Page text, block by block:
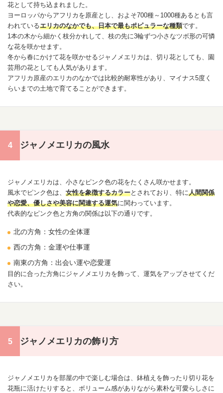
花として持ち込まれました。
ヨーロッパからアフリカを原産とし、およそ700種～1000種あるとも言
われているエリカのなかでも、日本で最もポピュラーな種類です。
1本の木から細かく枝分かれして、枝の先に3輪ずつ小さなツボ形の可憐
な花を咲かせます。
冬から春にかけて花を咲かせるジャノメ エリカ は、切り花としても、園
芸用の花としても人気があります。
アフリカ原産のエリカのなかでは比較的耐寒性があり、マイナス5度く
らいまでの土地で育てることができます。
ジャノメエリカの風水
ジャノメ エリカ は、小さなピンク色の花をたくさん咲かせます。
風水でピンク色は、 女性を象徴するカラーとされており、特に人間関係
や恋愛、優しさや美容に関連する運気に関わっています。
代表的なピンク色と方角の関係は以下の通りです。
北の方角：女性の全体運
西の方角：金運や仕事運
南東の方角： 出会い運や恋愛運
目的に合った方角にジャノメ エリカ を飾って、運気をアップさせてくだ
さい。
ジャノメエリカの飾り方
ジャノメ エリカ を部屋の中で楽しむ場合は、鉢植えを飾ったり切り花を
花瓶に活けたりすると、ボリューム感がありながら素朴な可愛らしさに